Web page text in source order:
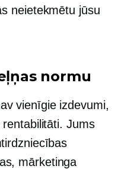
neietekmētu jūsu
normu
vienīgie izdevumi,
Jums
mārketinga